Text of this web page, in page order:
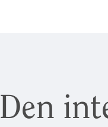
Den